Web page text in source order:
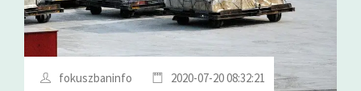
fokuszbaninfo 2020-07-20 08:32:21